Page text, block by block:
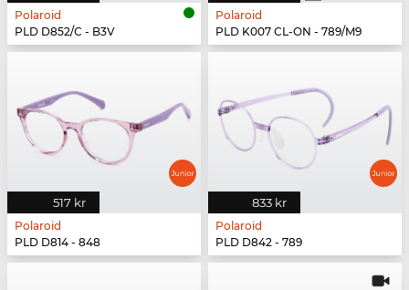
Polaroid
PLD D852/C - B3V
Polaroid
PLD K007 CL-ON - 789/M9
517 kr
Polaroid
PLD D814 - 848
833 kr
Polaroid
PLD D842 - 789